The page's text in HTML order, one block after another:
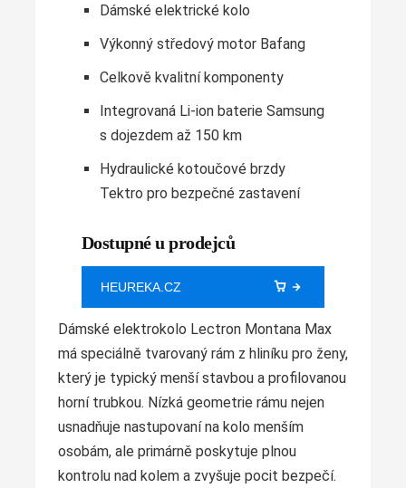
Dámské elektrické kolo
Výkonný středový motor Bafang
Celkově kvalitní komponenty
Integrovaná Li-ion baterie Samsung
s dojezdem až 150 km
Hydraulické kotoučové brzdy
Tektro pro bezpečné zastavení
Dostupné u prodejců
HEUREKA.CZ
Dámské elektrokolo Lectron Montana Max
má speciálně tvarovaný rám z hliníku pro ženy,
který je typický menší stavbou a profilovanou
horní trubkou. Nízká geometrie rámu nejen
usnadňuje nastupovaní na kolo menším
osobám, ale primárně poskytuje plnou
kontrolu nad kolem a zvyšuje pocit bezpečí.